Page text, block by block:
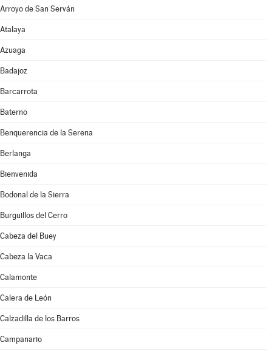
Arroyo de San Serván
Atalaya
Azuaga
Badajoz
Barcarrota
Baterno
Benquerencia de la Serena
Berlanga
Bienvenida
Bodonal de la Sierra
Burguillos del Cerro
Cabeza del Buey
Cabeza la Vaca
Calamonte
Calera de León
Calzadilla de los Barros
Campanario